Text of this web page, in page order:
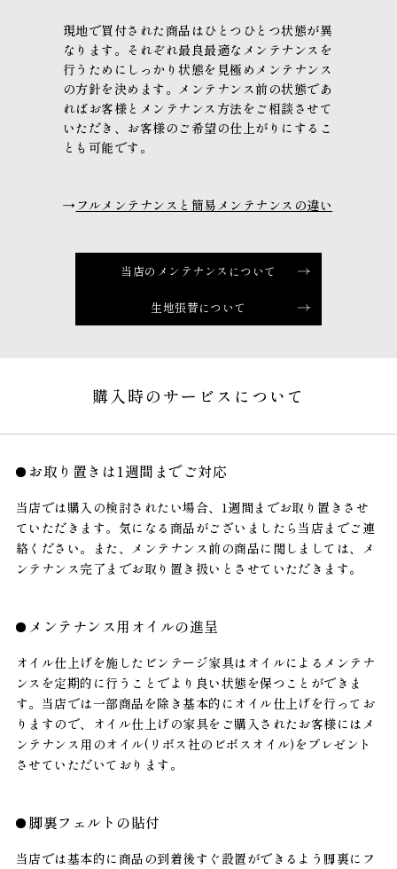
現地で買付された商品はひとつひとつ状態が異
なります。 それぞれ最良最適なメンテナンスを
行うために しっかり状態を見極めメンテナンス
の方針を決めます。 メンテナンス前の状態であ
ればお客様とメンテナンス方法をご相談させて
いただき、 お客様のご希望の仕上がりにするこ
とも可能です。
→ フルメンテナンスと簡易メンテナンスの違い
当店のメンテナンスについて
生地張替について
購入時のサービスについて
お取り置きは1週間までご対応
当店では購入の検討されたい場合、1週間までお取り置きさせ
ていただきます。気になる商品がございましたら当店までご連
絡ください。また、メンテナンス前の商品に関しましては、メ
ンテナンス完了までお取り置き扱いとさせていただきます。
メンテナンス用オイルの進呈
オイル仕上げを施したビンテージ家具はオイルによるメンテナ
ンスを定期的に行うことでより良い状態を保つことができま
す。当店では一部商品を除き基本的にオイル仕上げを行ってお
りますので、オイル仕上げの家具をご購入されたお客様にはメ
ンテナンス用のオイル(リボス社のビボスオイル)をプレゼント
させていただいております。
脚裏フェルトの貼付
当店では基本的に商品の到着後すぐ設置ができるよう脚裏にフ